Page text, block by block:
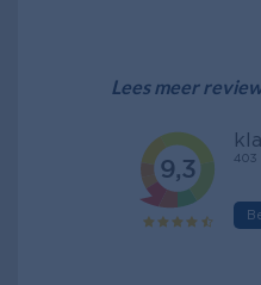
Lees meer